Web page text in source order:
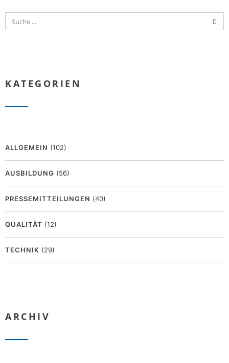
KATEGORIEN
ALLGEMEIN (102)
AUSBILDUNG (56)
PRESSEMITTEILUNGEN (40)
QUALITÄT (12)
TECHNIK (29)
ARCHIV